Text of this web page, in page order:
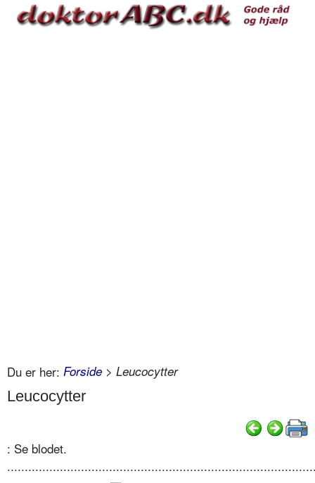
Du er her: Forside > Leucocytter
Leucocytter
: Se blodet.